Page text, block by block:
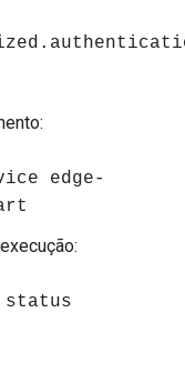
edge-